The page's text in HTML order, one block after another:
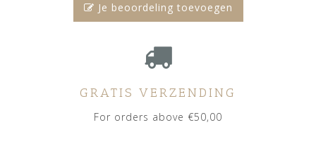
Je beoordeling toevoegen
GRATIS VERZENDING
For orders above €50,00